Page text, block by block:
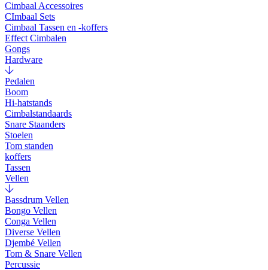
Cimbaal Accessoires
CImbaal Sets
Cimbaal Tassen en -koffers
Effect Cimbalen
Gongs
Hardware
Pedalen
Boom
Hi-hatstands
Cimbalstandaards
Snare Staanders
Stoelen
Tom standen
koffers
Tassen
Vellen
Bassdrum Vellen
Bongo Vellen
Conga Vellen
Diverse Vellen
Djembé Vellen
Tom & Snare Vellen
Percussie